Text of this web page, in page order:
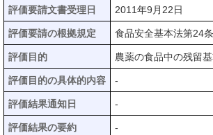
評価要請文書受理日 2011年9月22日
評価要請の根拠規定 食品安全基本法第24
評価目的 農薬の食品中の残留
評価目的の具体的内容 -
評価結果通知日 -
評価結果の要約 -